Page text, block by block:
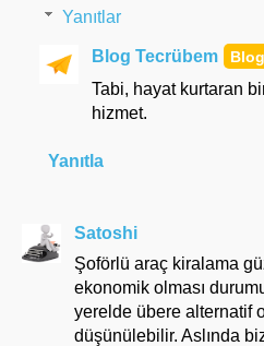
Yanıtlar
Blog Tecrübem
Tabi, hayat kurtaran
hizmet.
Yanıtla
Satoshi
Şoförlü araç kiralama
ekonomik olması
yerelde übere alternatif
düşünülebilir. Aslında